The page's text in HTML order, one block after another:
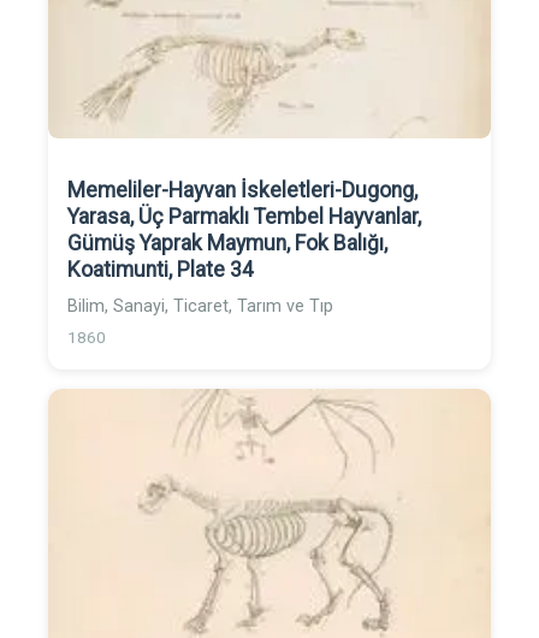
Memeliler-Hayvan İskeletleri-Dugong,
Yarasa, Üç Parmaklı Tembel Hayvanlar,
Gümüş Yaprak Maymun, Fok Balığı,
Koatimunti, Plate 34
Bilim, Sanayi, Ticaret, Tarım ve Tıp
1860